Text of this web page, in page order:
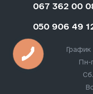
067 362 00
050 906 49
График
Пн-